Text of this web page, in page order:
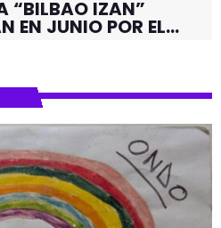
“BILBAO IZAN”
EN JUNIO POR EL